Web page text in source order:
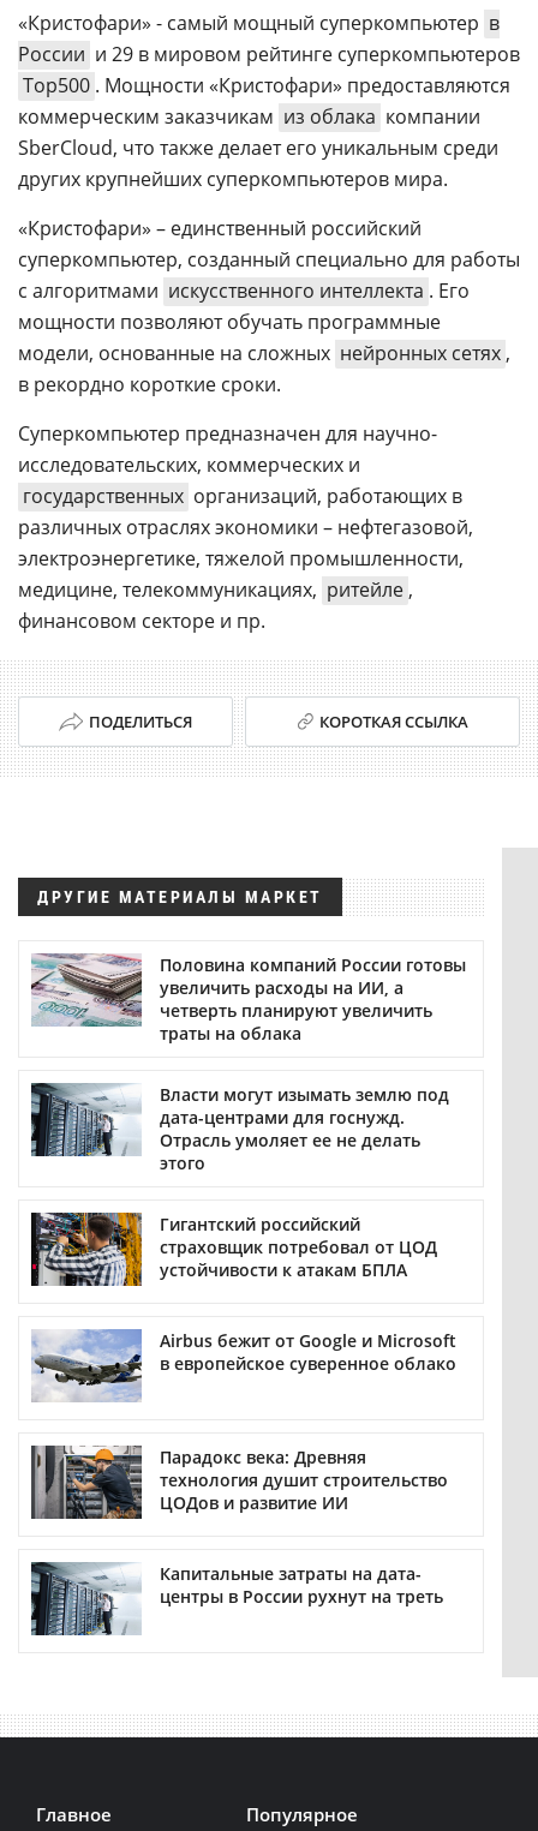
«Кристофари» - самый мощный суперкомпьютер в
России и 29 в мировом рейтинге суперкомпьютеров
Top500 . Мощности «Кристофари» предоставляются
коммерческим заказчикам из облака компании
SberCloud, что также делает его уникальным среди
других крупнейших суперкомпьютеров мира.
«Кристофари» – единственный российский
суперкомпьютер, созданный специально для работы
с алгоритмами искусственного интеллекта . Его
мощности позволяют обучать программные
модели, основанные на сложных нейронных сетях ,
в рекордно короткие сроки.
Суперкомпьютер предназначен для научно-
исследовательских, коммерческих и
государственных организаций, работающих в
различных отраслях экономики – нефтегазовой,
электроэнергетике, тяжелой промышленности,
медицине, телекоммуникациях, ритейле ,
финансовом секторе и пр.
ПОДЕЛИТЬСЯ КОРОТКАЯ ССЫЛКА
ДРУГИЕ МАТЕРИАЛЫ МАРКЕТ
Половина компаний России готовы
увеличить расходы на ИИ, а
четверть планируют увеличить
траты на облака
Власти могут изымать землю под
дата-центрами для госнужд.
Отрасль умоляет ее не делать
этого
Гигантский российский
страховщик потребовал от ЦОД
устойчивости к атакам БПЛА
Airbus бежит от Google и Microsoft
в европейское суверенное облако
Парадокс века: Древняя
технология душит строительство
ЦОДов и развитие ИИ
Капитальные затраты на дата-
центры в России рухнут на треть
Главное Популярное